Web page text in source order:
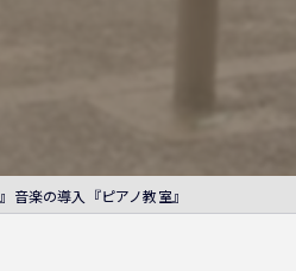
音楽の導入『ピアノ教室』